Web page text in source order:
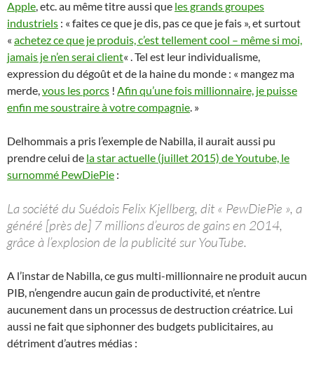
Apple , etc. au même titre aussi que les grands groupes
industriels : « faites ce que je dis, pas ce que je fais », et surtout
« achetez ce que je produis, c’est tellement cool – même si moi,
jamais je n’en serai client« . Tel est leur individualisme,
expression du dégoût et de la haine du monde : « mangez ma
merde, vous les porcs ! Afin qu’une fois millionnaire, je puisse
enfin me soustraire à votre compagnie . »
Delhommais a pris l’exemple de Nabilla, il aurait aussi pu
prendre celui de la star actuelle (juillet 2015) de Youtube, le
surnommé PewDiePie :
La société du Suédois Felix Kjellberg, dit « PewDiePie », a
généré [près de] 7 millions d’euros de gains en 2014,
grâce à l’explosion de la publicité sur YouTube.
A l’instar de Nabilla, ce gus multi-millionnaire ne produit aucun
PIB, n’engendre aucun gain de productivité, et n’entre
aucunement dans un processus de destruction créatrice. Lui
aussi ne fait que siphonner des budgets publicitaires, au
détriment d’autres médias :